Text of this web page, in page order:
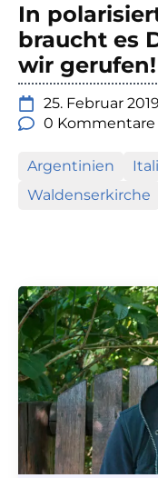
In
braucht es
wir gerufen!
25. Februar 2019
0 Kommentare
Argentinien
Waldenserkirche